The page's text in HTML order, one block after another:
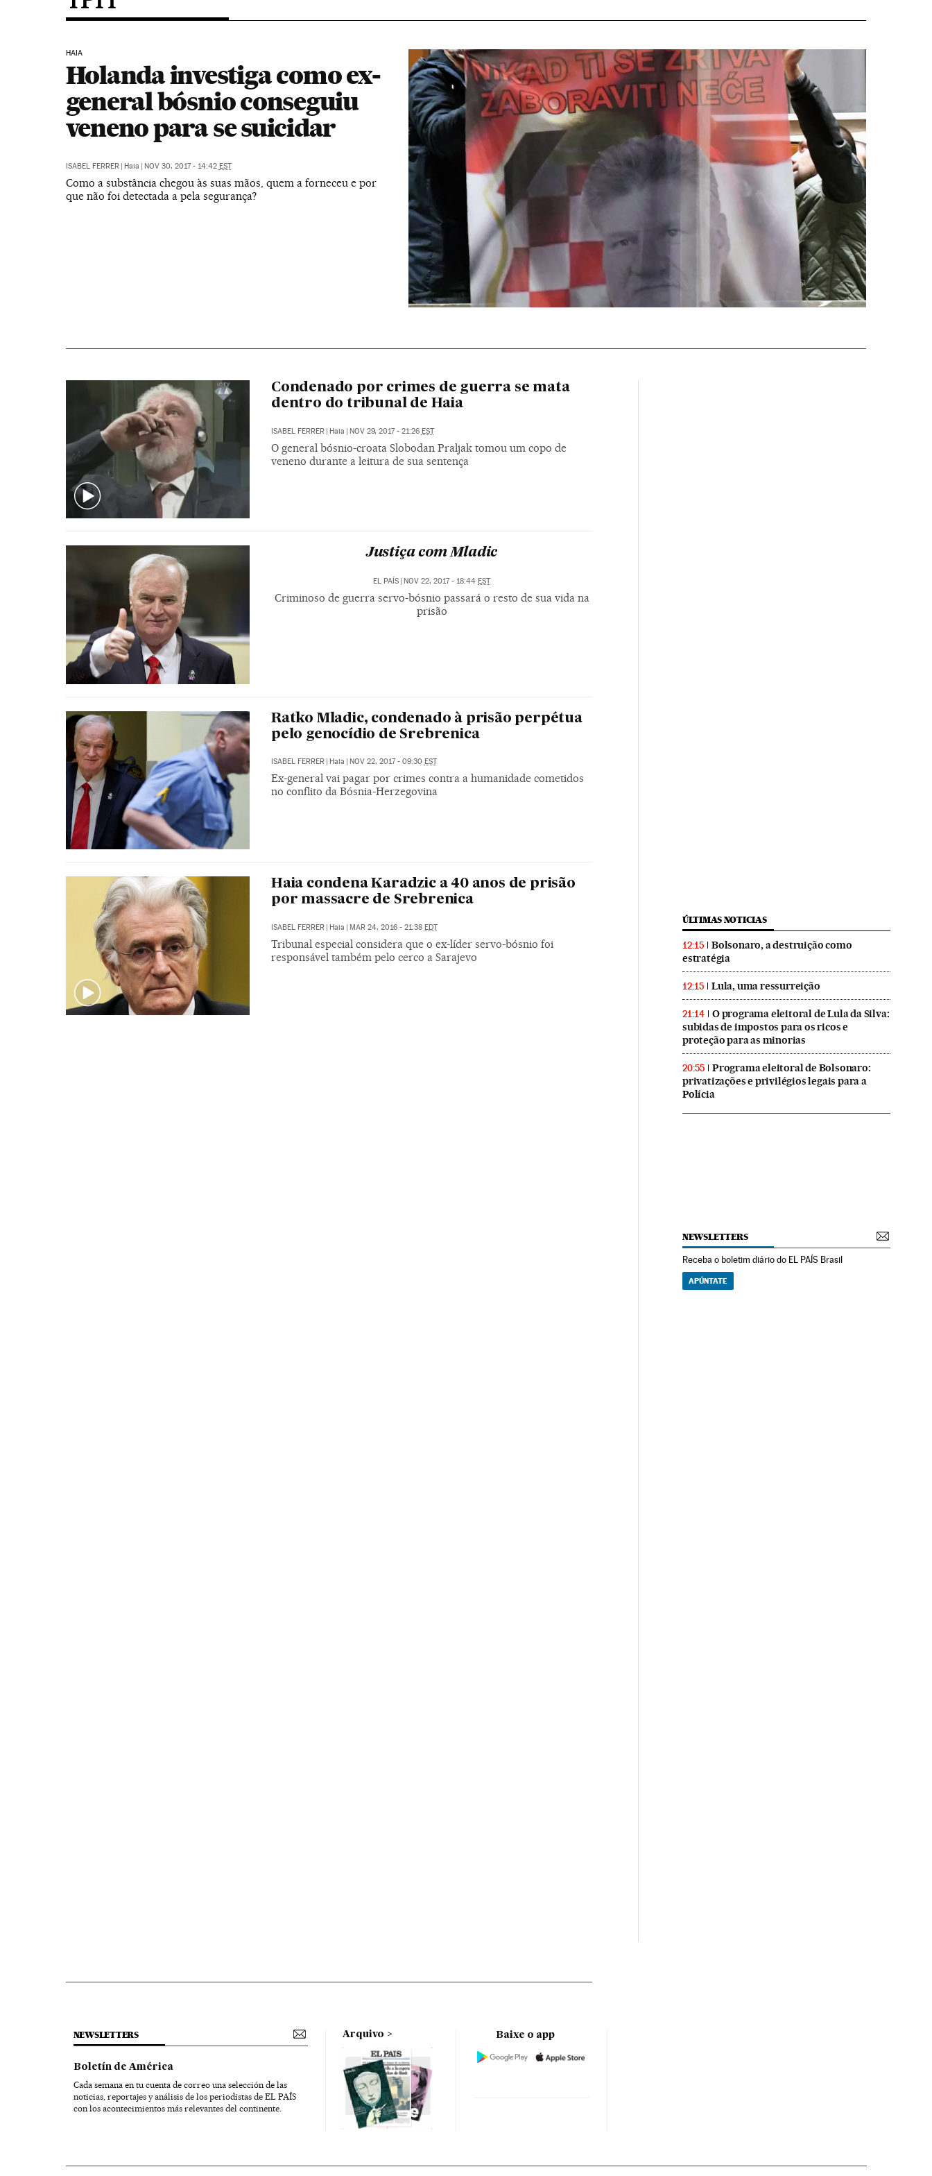
HAIA
Holanda investiga como ex-
general bósnio conseguiu
veneno para se suicidar
ISABEL FERRER | Haia | NOV 30, 2017 - 14:42 EST
Como a substância chegou às suas mãos, quem a forneceu e por
que não foi detectada a pela segurança?
Condenado por crimes de guerra se mata
dentro do tribunal de Haia
ISABEL FERRER | Haia | NOV 29, 2017 - 21:26 EST
O general bósnio-croata Slobodan Praljak tomou um copo de
veneno durante a leitura de sua sentença
Justiça com Mladic
EL PAÍS NOV 22, 2017 - 18:44 EST
Criminoso de guerra servo-bósnio passará o resto de sua vida na
prisão
Ratko Mladic, condenado à prisão perpétua
pelo genocídio de Srebrenica
ISABEL FERRER Haia NOV 22, 2017 - 09:30 EST
Ex-general vai pagar por crimes contra a humanidade cometidos
no conflito da Bósnia-Herzegovina
Haia condena Karadzic a 40 anos de prisão
por massacre de Srebrenica
ISABEL FERRER | Haia | MAR 24, 2016 - 21:38 EDT
Tribunal especial considera que o ex-líder servo-bósnio foi
responsável também pelo cerco a Sarajevo
ÚLTIMAS NOTICIAS
12:15
Bolsonaro, a destruição como
estratégia
12:15 Lula, uma ressurreição
21:14
O programa eleitoral de Lula da Silva:
subidas de impostos para os ricos e
proteção para as minorias
20:55
Programa eleitoral de Bolsonaro:
privatizações e privilégios legais para a
Polícia
NEWSLETTERS
Receba o boletim diário do EL PAÍS Brasil
APÚNTATE
NEWSLETTERS
Boletín de América
Cada semana en tu cuenta de correo una selección de las
noticias, reportajes y análisis de los periodistas de EL PAÍS
con los acontecimientos más relevantes del continente.
Arquivo Baixe o app